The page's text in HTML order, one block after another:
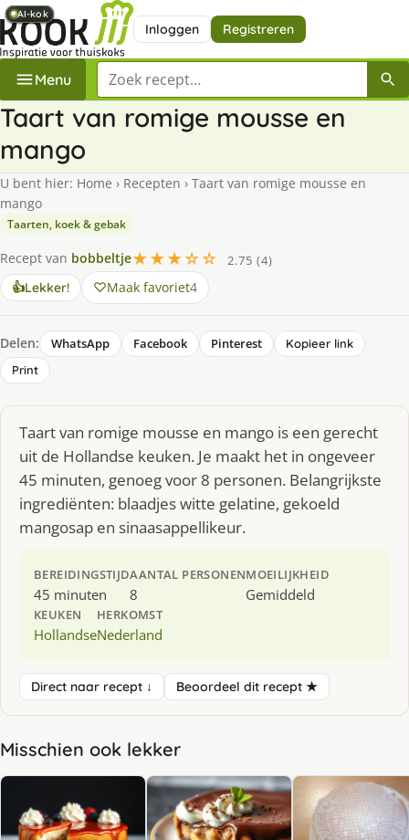
Inloggen Registreren
Menu Zoek een recept
Taart van romige mousse en
mango
U bent hier: Home › Recepten › Taart van romige mousse en
mango
Taarten, koek & gebak
Recept van bobbeltje★★★☆☆
2.75 (4)
👍Lekker! Maak favoriet4
Delen: WhatsApp Facebook Pinterest
Kopieer link
Print
Taart van romige mousse en mango is een gerecht
uit de Hollandse keuken. Je maakt het in ongeveer
45 minuten, genoeg voor 8 personen. Belangrijkste
ingrediënten: blaadjes witte gelatine, gekoeld
mangosap en sinaasappellikeur.
BEREIDINGSTIJD
45 minuten
AANTAL PERSONEN
8
MOEILIJKHEID
Gemiddeld
KEUKEN
Hollandse
HERKOMST
Nederland
Direct naar recept ↓ Beoordeel dit recept ★
Misschien ook lekker
AI-kok
AI-kok
AI-kok
AI-kok
AI-kok
AI-kok
AI-kok